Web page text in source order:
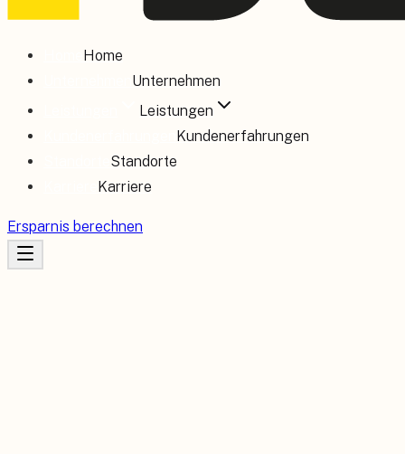
Home
Unternehmen
Leistungen
Kundenerfahrungen
Standorte
Karriere
Ersparnis berechnen